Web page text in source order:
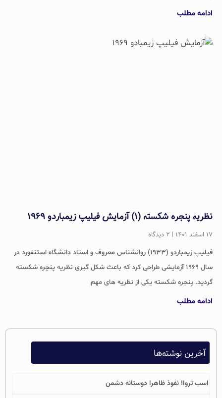
ادامه مطلب
نظریه پنجره شکسته (۱) آزمایش فیلیپ زیمباردو ۱۹۶۹
۱۷ اسفند ۱۴۰۱
فیلیپ زیمباردو (۱۹۳۳) روانشناس معروف و استاد دانشگاه استنفورد در
سال ۱۹۶۹ آزمایشی طراحی کرد که باعث شکل گیری نظریه پنچره شکسته
گردید. پنجره شکسته یکی از نظریه های مهم
ادامه مطلب
آخرین نوشته‌ها
اسب تروا! نفوذ ظاهرا دوستانه دشمن